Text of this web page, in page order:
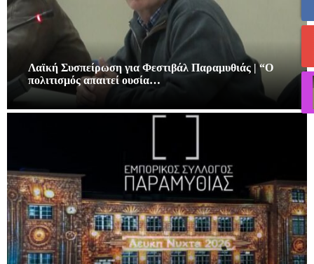
Λαϊκή Συσπείρωση για Φεστιβάλ Παραμυθιάς | “Ο
πολιτισμός απαιτεί ουσία…